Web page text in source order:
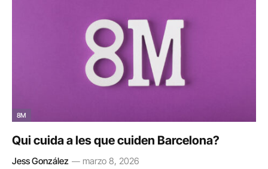
8M
Qui cuida a les que cuiden Barcelona?
Jess González marzo 8, 2026